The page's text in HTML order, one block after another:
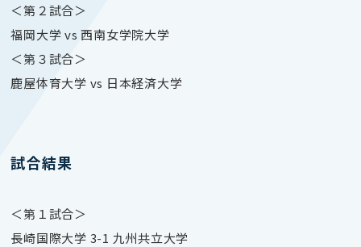
＜第２試合＞
福岡大学 vs 西南女学院大学
＜第３試合＞
鹿屋体育大学 vs 日本経済大学
試合結果
＜第１試合＞
長崎国際大学 3-1 九州共立大学